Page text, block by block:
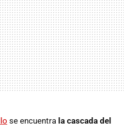
se encuentra la cascada del